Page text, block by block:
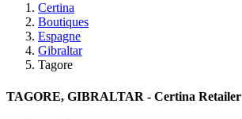
Certina
Boutiques
Espagne
Gibraltar
Tagore
TAGORE, GIBRALTAR - Certina Retailer